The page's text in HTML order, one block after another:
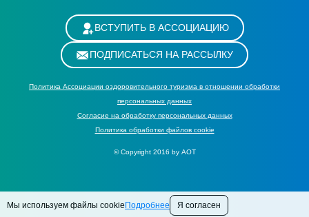
ВСТУПИТЬ В АССОЦИАЦИЮ
ПОДПИСАТЬСЯ НА РАССЫЛКУ
Политика Ассоциации оздоровительного туризма в отношении обработки
персональных данных
Cогласие на обработку персональных данных
Политика обработки файлов cookie
© Copyright 2016 by АОТ
Мы используем файлы cookie Подробнее Я согласен